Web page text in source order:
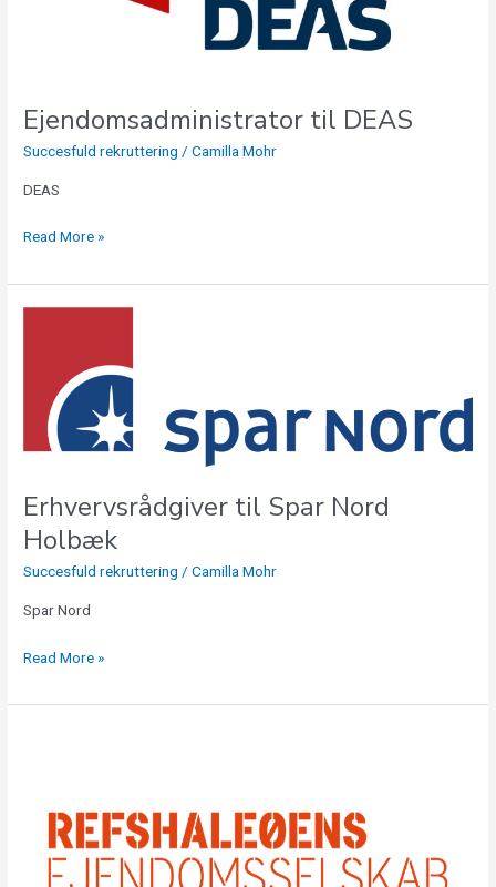
Ejendomsadministrator til DEAS
Succesfuld rekruttering /Camilla Mohr
DEAS
Read More »
Erhvervsrådgiver til Spar Nord
Holbæk
Succesfuld rekruttering /Camilla Mohr
Spar Nord
Holbæk
Read More »
Refshaleøens
Ejendomsselskab
A/S